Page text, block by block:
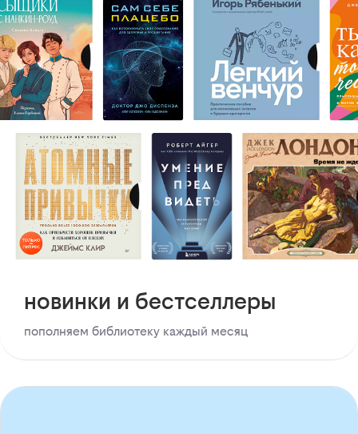
новинки и бестселлеры
пополняем библиотеку каждый месяц